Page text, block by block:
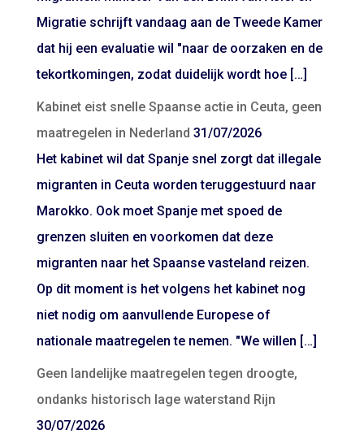
Migratie schrijft vandaag aan de Tweede Kamer
dat hij een evaluatie wil "naar de oorzaken en de
tekortkomingen, zodat duidelijk wordt hoe […]
Kabinet eist snelle Spaanse actie in Ceuta, geen
maatregelen in Nederland 31/07/2026
Het kabinet wil dat Spanje snel zorgt dat illegale
migranten in Ceuta worden teruggestuurd naar
Marokko. Ook moet Spanje met spoed de
grenzen sluiten en voorkomen dat deze
migranten naar het Spaanse vasteland reizen.
Op dit moment is het volgens het kabinet nog
niet nodig om aanvullende Europese of
nationale maatregelen te nemen. "We willen […]
Geen landelijke maatregelen tegen droogte,
ondanks historisch lage waterstand Rijn
30/07/2026